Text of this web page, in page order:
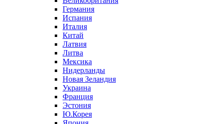
Германия
Испания
Италия
Китай
Латвия
Литва
Мексика
Нидерланды
Новая Зеландия
Украина
Франция
Эстония
Ю.Корея